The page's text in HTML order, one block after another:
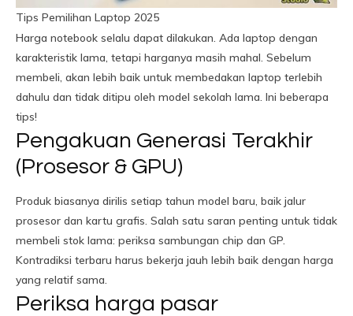
Tips Pemilihan Laptop 2025
Harga notebook selalu dapat dilakukan. Ada laptop dengan
karakteristik lama, tetapi harganya masih mahal. Sebelum
membeli, akan lebih baik untuk membedakan laptop terlebih
dahulu dan tidak ditipu oleh model sekolah lama. Ini beberapa
tips!
Pengakuan Generasi Terakhir
(Prosesor & GPU)
Produk biasanya dirilis setiap tahun model baru, baik jalur
prosesor dan kartu grafis. Salah satu saran penting untuk tidak
membeli stok lama: periksa sambungan chip dan GP.
Kontradiksi terbaru harus bekerja jauh lebih baik dengan harga
yang relatif sama.
Periksa harga pasar